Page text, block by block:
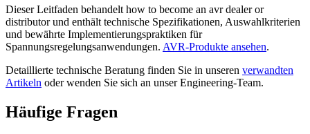
Dieser Leitfaden behandelt how to become an avr dealer or
distributor und enthält technische Spezifikationen, Auswahlkriterien
und bewährte Implementierungspraktiken für
Spannungsregelungsanwendungen. AVR-Produkte ansehen.
Detaillierte technische Beratung finden Sie in unseren verwandten
Artikeln oder wenden Sie sich an unser Engineering-Team.
Häufige Fragen